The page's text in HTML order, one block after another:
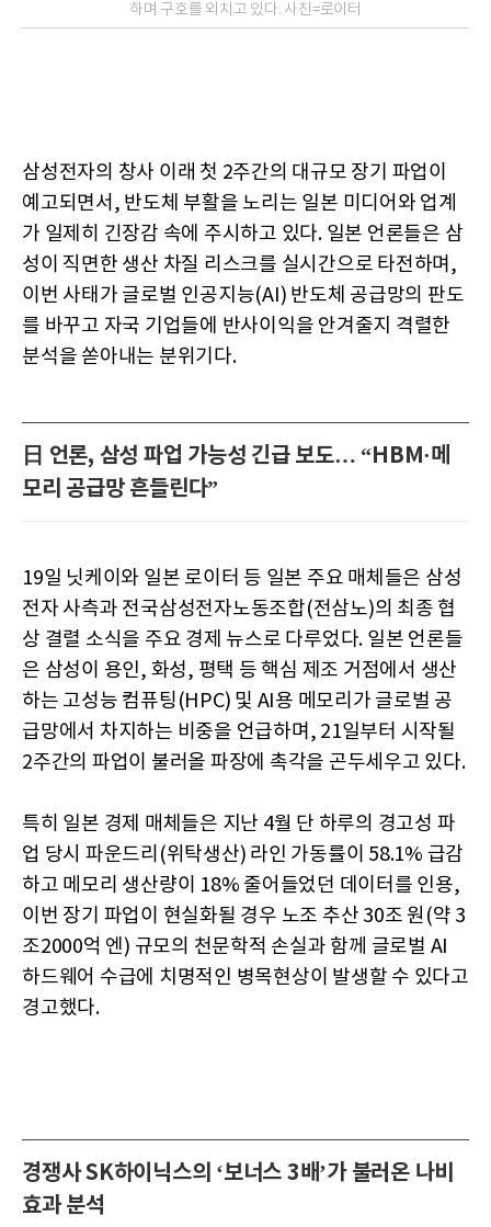
하며 구호를 외치고 있다. 사진=로이터
삼성전자의 창사 이래 첫 2주간의 대규모 장기 파업이
예고되면서, 반도체 부활을 노리는 일본 미디어와 업계
가 일제히 긴장감 속에 주시하고 있다. 일본 언론들은 삼
성이 직면한 생산 차질 리스크를 실시간으로 타전하며,
이번 사태가 글로벌 인공지능(AI) 반도체 공급망의 판도
를 바꾸고 자국 기업들에 반사이익을 안겨줄지 격렬한
분석을 쏟아내는 분위기다.
日 언론, 삼성 파업 가능성 긴급 보도… “HBM·메
모리 공급망 흔들린다”
19일 닛케이와 일본 로이터 등 일본 주요 매체들은 삼성
전자 사측과 전국삼성전자노동조합(전삼노)의 최종 협
상 결렬 소식을 주요 경제 뉴스로 다루었다. 일본 언론들
은 삼성이 용인, 화성, 평택 등 핵심 제조 거점에서 생산
하는 고성능 컴퓨팅(HPC) 및 AI용 메모리가 글로벌 공
급망에서 차지하는 비중을 언급하며, 21일부터 시작될
2주간의 파업이 불러올 파장에 촉각을 곤두세우고 있다.
특히 일본 경제 매체들은 지난 4월 단 하루의 경고성 파
업 당시 파운드리(위탁생산) 라인 가동률이 58.1% 급감
하고 메모리 생산량이 18% 줄어들었던 데이터를 인용,
이번 장기 파업이 현실화될 경우 노조 추산 30조 원(약 3
조2000억 엔) 규모의 천문학적 손실과 함께 글로벌 AI
하드웨어 수급에 치명적인 병목현상이 발생할 수 있다고
경고했다.
경쟁사 SK하이닉스의 ‘보너스 3배’가 불러온 나비
효과 분석